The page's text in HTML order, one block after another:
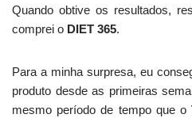
Quando obtive os resultados,
comprei o DIET 365.
Para a minha surpresa, eu
produto desde as primeiras
mesmo período de tempo que o